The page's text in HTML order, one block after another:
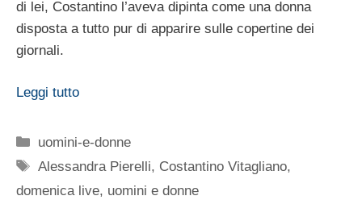
di lei, Costantino l’aveva dipinta come una donna
disposta a tutto pur di apparire sulle copertine dei
giornali.
Leggi tutto
Categorie
uomini-e-donne
Tag
Alessandra Pierelli, Costantino Vitagliano,
domenica live, uomini e donne